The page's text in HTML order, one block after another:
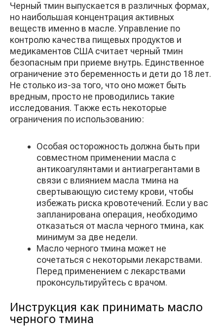
Черный тмин выпускается в различных формах,
но наибольшая концентрация активных
веществ именно в масле. Управление по
контролю качества пищевых продуктов и
медикаментов США считает черный тмин
безопасным при приеме внутрь. Единственное
ограничение это беременность и дети до 18 лет.
Не столько из-за того, что оно может быть
вредным, просто не проводились такие
исследования. Также есть некоторые
ограничения по использованию:
Особая осторожность должна быть при
совместном применении масла с
антикоагулянтами и антиагрегантами в
связи с влиянием масла тмина на
свертывающую систему крови, чтобы
избежать риска кровотечений. Если у вас
запланирована операция, необходимо
отказаться от масла черного тмина, как
минимум за две недели.
Масло черного тмина может не
сочетаться с некоторыми лекарствами.
Перед применением с лекарствами
проконсультируйтесь с врачом.
Инструкция как принимать масло
черного тмина